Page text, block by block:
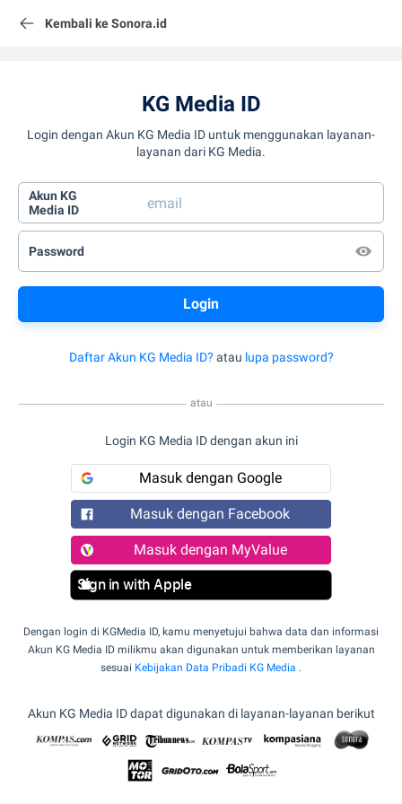
Kembali ke Sonora.id
KG Media ID
Login dengan Akun KG Media ID untuk menggunakan layanan-
layanan dari KG Media.
Akun KG
Media ID
Password
Daftar Akun KG Media ID? atau lupa password?
atau
Login KG Media ID dengan akun ini
Masuk dengan Google
Masuk dengan Facebook
Masuk dengan MyValue
Sign in with Apple
Dengan login di KGMedia ID, kamu menyetujui bahwa data dan informasi
Akun KG Media ID milikmu akan digunakan untuk memberikan layanan
sesuai Kebijakan Data Pribadi KG Media .
Akun KG Media ID dapat digunakan di layanan-layanan berikut